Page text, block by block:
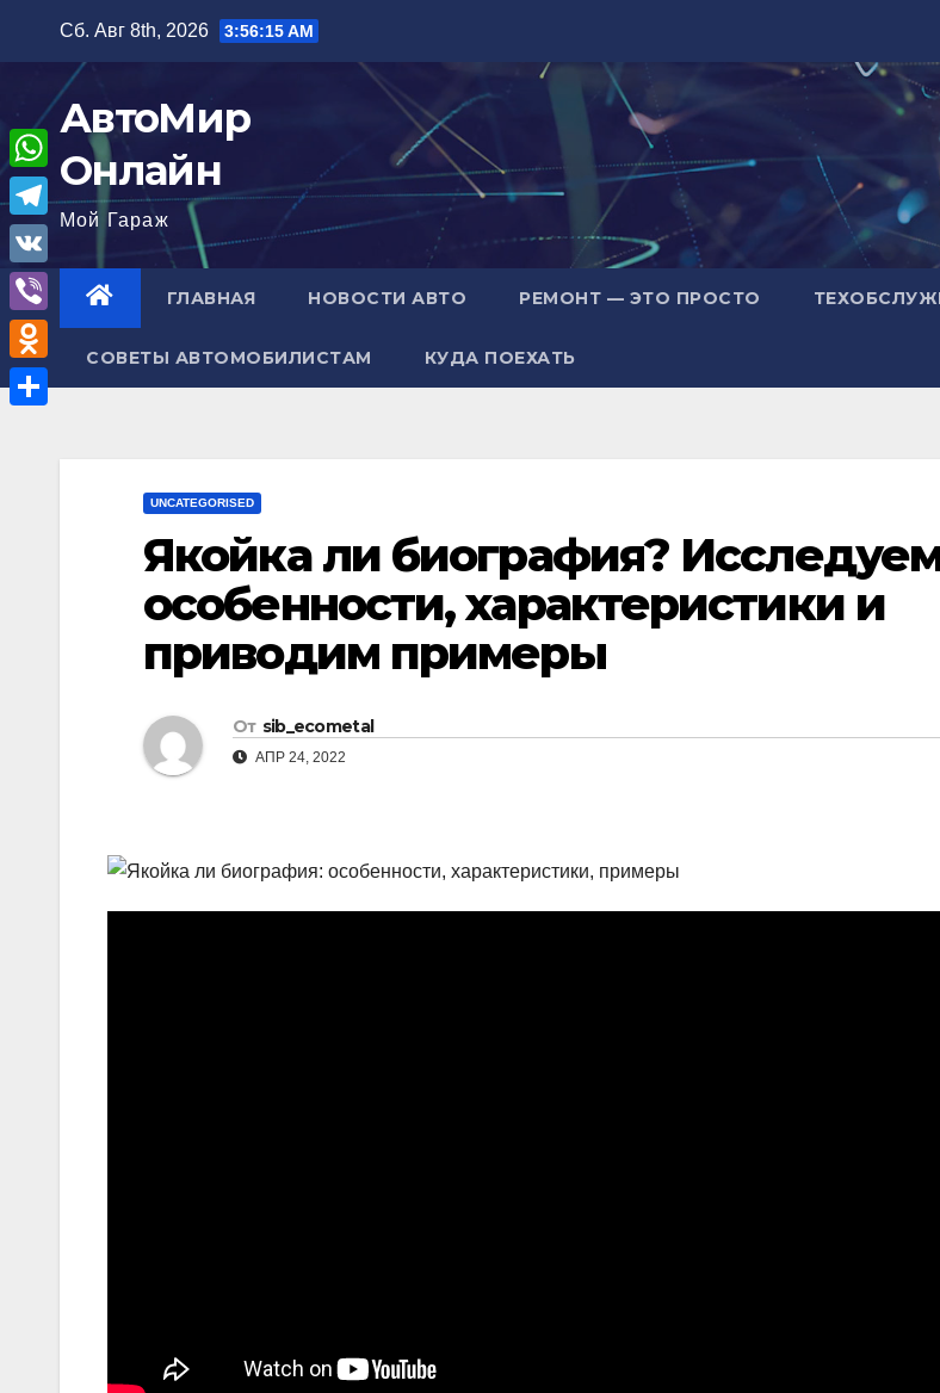
содержимому
Сб. Авг 8th, 2026 3:56:16 AM
АвтоМир
Онлайн
Мой Гараж
ГЛАВНАЯ НОВОСТИ АВТО РЕМОНТ — ЭТО ПРОСТО
СОВЕТЫ АВТОМОБИЛИСТАМ КУДА ПОЕХАТЬ
UNCATEGORISED
Якойка ли биография?
особенности, характеристики и
приводим примеры
От sib_ecometal
АПР 24, 2022
W
h
a
A
T
e
l
e
g
V
K
V
i
b
O